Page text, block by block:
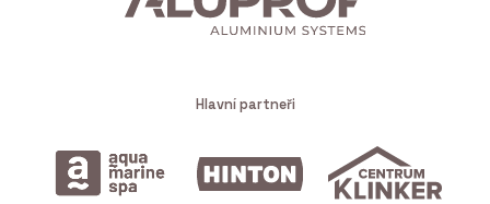
Hlavní partneři